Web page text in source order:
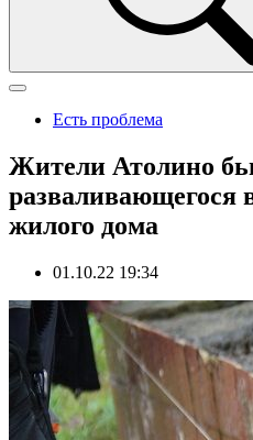
Есть проблема
Жители Атолино
разваливающегося
жилого дома
01.10.22 19:34